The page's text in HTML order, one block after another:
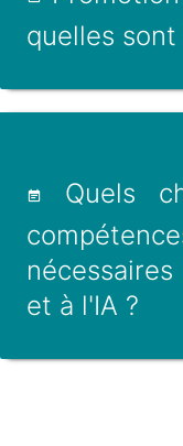
quelles
Quels
et à l'IA ?